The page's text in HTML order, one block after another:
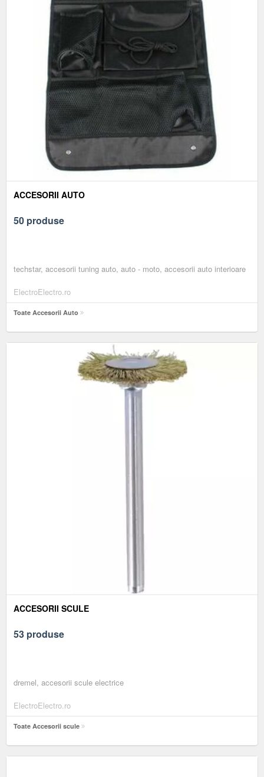
ACCESORII AUTO
50 produse
techstar, accesorii tuning auto, auto - moto, accesorii auto interioare
ElectroElectro.ro
Toate Accesorii Auto
ACCESORII SCULE
53 produse
dremel, accesorii scule electrice
ElectroElectro.ro
Toate Accesorii scule